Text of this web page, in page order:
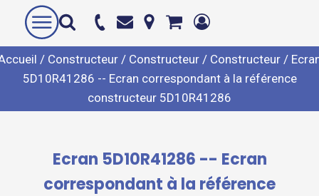
/ Constructeur / Constructeur / Constructeur /
5D10R41286 -- Ecran correspondant à la référence
constructeur 5D10R41286
Ecran 5D10R41286 -- Ecran
correspondant à la référence